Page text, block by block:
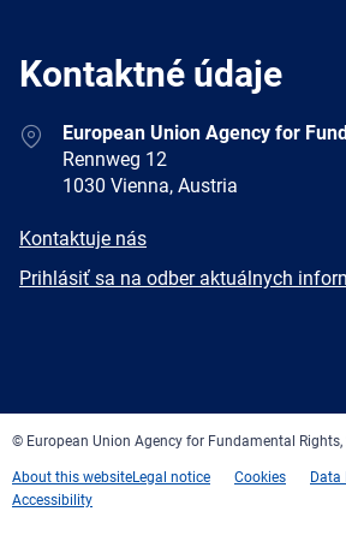
Kontaktné údaje
AddressEuropean Union Agency for
Rennweg 12
1030 Vienna, Austria
E-
Kontaktuje nás
Newsletter
Prihlásiť sa na odber aktuálnych
© European Union Agency for Fundamental Rights,
About this websiteLegal notice Cookies
Data
Accessibility